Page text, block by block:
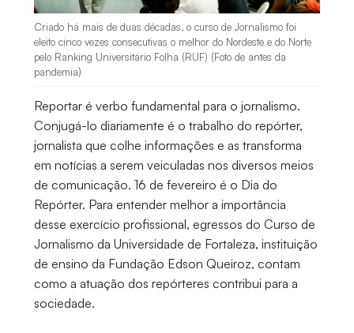
Criado há mais de duas décadas, o curso de Jornalismo foi
eleito cinco vezes consecutivas o melhor do Nordeste e do Norte
pelo Ranking Universitário Folha (RUF) (Foto de antes da
pandemia)
Reportar é verbo fundamental para o jornalismo.
Conjugá-lo diariamente é o trabalho do repórter,
jornalista que colhe informações e as transforma
em notícias a serem veiculadas nos diversos meios
de comunicação. 16 de fevereiro é o Dia do
Repórter. Para entender melhor a importância
desse exercício profissional, egressos do Curso de
Jornalismo da Universidade de Fortaleza, instituição
de ensino da Fundação Edson Queiroz, contam
como a atuação dos repórteres contribui para a
sociedade.